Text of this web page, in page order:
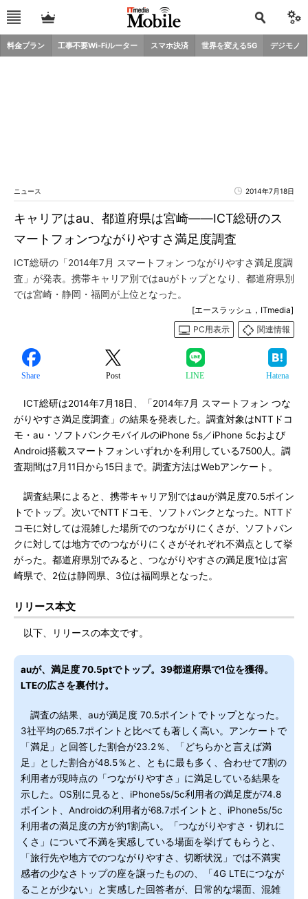
料金プラン 工事不要Wi-Fiルーター スマホ決済 世界を変える5G デジモノ
ニュース 2014年7月18日
キャリアはau、都道府県は宮崎――ICT総研のス
マートフォンつながりやすさ満足度調査
ICT総研の「2014年7月 スマートフォン つながりやすさ満足度調
査」が発表。携帯キャリア別ではauがトップとなり、都道府県別
では宮崎・静岡・福岡が上位となった。
[エースラッシュ，ITmedia]
PC用表示
関連情報
Share Post LINE Hatena
ICT総研は2014年7月18日、「2014年7月 スマートフォン つな
がりやすさ満足度調査」の結果を発表した。調査対象はNTTドコ
モ・au・ソフトバンクモバイルのiPhone 5s／iPhone 5cおよび
Android搭載スマートフォンいずれかを利用している7500人。調
査期間は7月11日から15日まで。調査方法はWebアンケート。
調査結果によると、携帯キャリア別ではauが満足度70.5ポイン
トでトップ。次いでNTTドコモ、ソフトバンクとなった。NTTド
コモに対しては混雑した場所でのつながりにくさが、ソフトバン
クに対しては地方でのつながりにくさがそれぞれ不満点として挙
がった。都道府県別でみると、つながりやすさの満足度1位は宮
崎県で、2位は静岡県、3位は福岡県となった。
リリース本文
以下、リリースの本文です。
auが、満足度 70.5ptでトップ。39都道府県で1位を獲得。
LTEの広さを裏付け。
調査の結果、auが満足度 70.5ポイントでトップとなった。
3社平均の65.7ポイントと比べても著しく高い。アンケートで
「満足」と回答した割合が23.2％、「どちらかと言えば満
足」とした割合が48.5％と、ともに最も多く、合わせて7割の
利用者が現時点の「つながりやすさ」に満足している結果を
示した。OS別に見ると、iPhone5s/5c利用者の満足度が74.8
ポイント、Androidの利用者が68.7ポイントと、iPhone5s/5c
利用者の満足度の方が約1割高い。「つながりやすさ・切れに
くさ」について不満を実感している場面を挙げてもらうと、
「旅行先や地方でのつながりやすさ、切断状況」では不満実
感者の少なさトップの座を譲ったものの、「4G LTEにつなが
ることが少ない」と実感した回答者が、日常的な場面、混雑